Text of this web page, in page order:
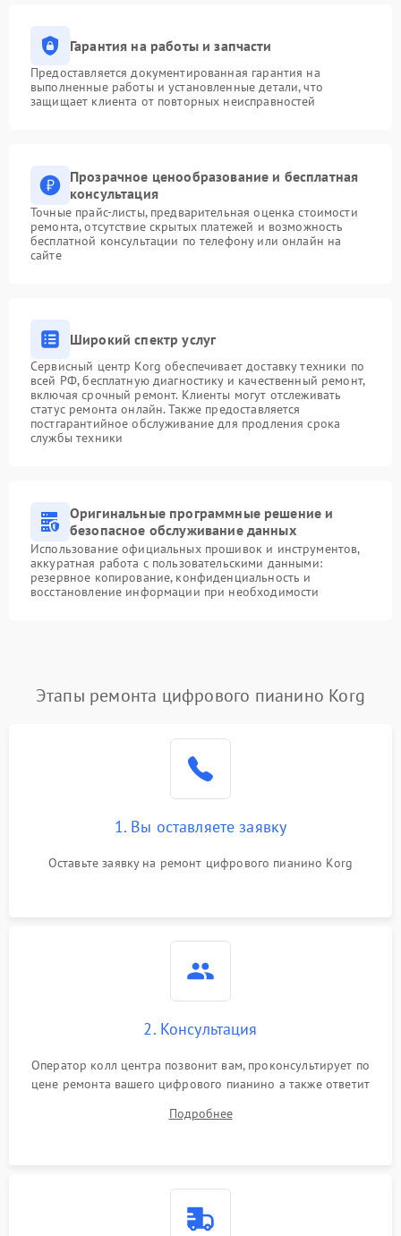
Гарантия на работы и запчасти
Предоставляется документированная гарантия на
выполненные работы и установленные детали, что
защищает клиента от повторных неисправностей
Прозрачное ценообразование и бесплатная
консультация
Точные прайс-листы, предварительная оценка стоимости
ремонта, отсутствие скрытых платежей и возможность
бесплатной консультации по телефону или онлайн на
сайте
Широкий спектр услуг
Сервисный центр Korg обеспечивает доставку техники по
всей РФ, бесплатную диагностику и качественный ремонт,
включая срочный ремонт. Клиенты могут отслеживать
статус ремонта онлайн. Также предоставляется
постгарантийное обслуживание для продления срока
службы техники
Оригинальные программные решение и
безопасное обслуживание данных
Использование официальных прошивок и инструментов,
аккуратная работа с пользовательскими данными:
резервное копирование, конфиденциальность и
восстановление информации при необходимости
Этапы ремонта цифрового пианино Korg
1. Вы оставляете заявку
Оставьте заявку на ремонт цифрового пианино Korg
2. Консультация
Оператор колл центра позвонит вам, проконсультирует по
цене ремонта вашего цифрового пианино а также ответит
Подробнее